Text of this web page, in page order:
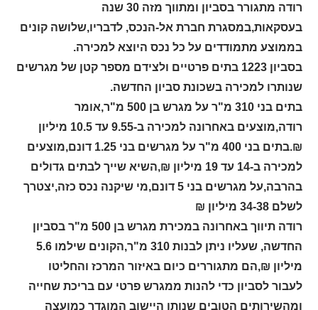
רודה מתגורר בסביון ומתווך מזה 30 שנה
בעסקאות,במסגרת חברת אל-הנכס, לדבריו,שלושה קונים
בממוצע מתמודדים על כל נכס היוצא למכירה.
בסביון 1223 בתים פרטיים ולצידם מספר קטן של מגרשים
שנותרו למכירה בשכונת סביון החדשה.
בתים בני 310 מ"ר על מגרש בן 500 מ"ר,אומר
רודה,מוצעים באחרונה למכירה ב-9.55 עד 10.5 מיליון
₪.בתים בני 400 מ"ר על מגרשים בני 1.25 דונם,מוצעים
למכירה ב-14 עד 19 מיליון ₪,השיא שייך לבתים גדולים
בהרבה,על מגרשים בני 5 דונם,מי שיקנה נכס כזה,יצטרך
לשלם 34-38 מיליון ₪
רודה תיווך באחרונה במכירת מגרש בן 500 מ"ר בסביון
החדשה, שעליו ניתן לבנות 310 מ"ר,הקונים שילמו 5.6
מיליון ₪,הם מתגוררים כיום באיזור המרכז והחליטו
לעבור לסביון כדי להנות ממגרש פרטי עם בריכת שחייה
ומהשירותים הטובים שנותן היישוב המוגדר כמועצה